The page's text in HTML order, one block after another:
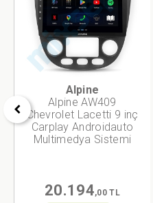
Alpine
Alpine AW409
Chevrolet Lacetti 9 inç
Carplay Androidauto
Multimedya Sistemi
20.194,00 TL